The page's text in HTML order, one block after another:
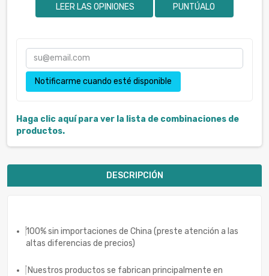
LEER LAS OPINIONES PUNTÚALO
Notificarme cuando esté disponible
Haga clic aquí para ver la lista de combinaciones de
productos.
DESCRIPCIÓN
100% sin importaciones de China (preste atención a las
altas diferencias de precios)
Nuestros productos se fabrican principalmente en